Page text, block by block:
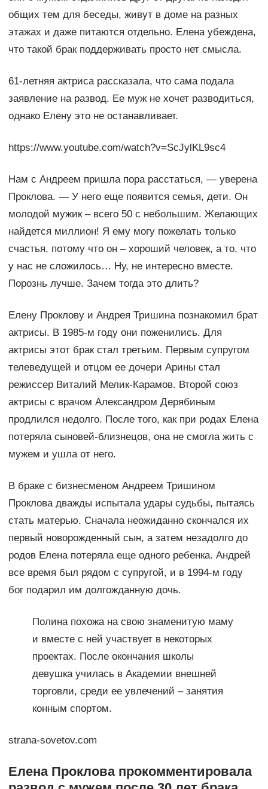
общих тем для беседы, живут в доме на разных
этажах и даже питаются отдельно. Елена убеждена,
что такой брак поддерживать просто нет смысла.
61-летняя актриса рассказала, что сама подала
заявление на развод. Ее муж не хочет разводиться,
однако Елену это не останавливает.
https://www.youtube.com/watch?v=ScJylKL9sc4
Нам с Андреем пришла пора расстаться, — уверена
Проклова. — У него еще появится семья, дети. Он
молодой мужик – всего 50 с небольшим. Желающих
найдется миллион! Я ему могу пожелать только
счастья, потому что он – хороший человек, а то, что
у нас не сложилось… Ну, не интересно вместе.
Порознь лучше. Зачем тогда это длить?
Елену Проклову и Андрея Тришина познакомил брат
актрисы. В 1985-м году они поженились. Для
актрисы этот брак стал третьим. Первым супругом
телеведущей и отцом ее дочери Арины стал
режиссер Виталий Мелик-Карамов. Второй союз
актрисы с врачом Александром Дерябиным
продлился недолго. После того, как при родах Елена
потеряла сыновей-близнецов, она не смогла жить с
мужем и ушла от него.
В браке с бизнесменом Андреем Тришином
Проклова дважды испытала удары судьбы, пытаясь
стать матерью. Сначала неожиданно скончался их
первый новорожденный сын, а затем незадолго до
родов Елена потеряла еще одного ребенка. Андрей
все время был рядом с супругой, и в 1994-м году
бог подарил им долгожданную дочь.
Полина похожа на свою знаменитую маму
и вместе с ней участвует в некоторых
проектах. После окончания школы
девушка училась в Академии внешней
торговли, среди ее увлечений – занятия
конным спортом.
strana-sovetov.com
Елена Проклова прокомментировала